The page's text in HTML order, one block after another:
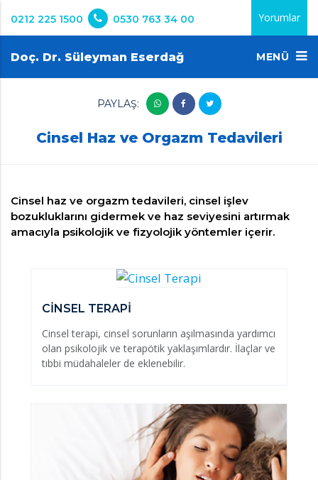
0212 225 1500 0530 763 34 00 Yorumlar
Doç. Dr. Süleyman Eserdağ MENÜ
PAYLAŞ:
Cinsel Haz ve Orgazm Tedavileri
Cinsel haz ve orgazm tedavileri, cinsel işlev
bozukluklarını gidermek ve haz seviyesini artırmak
amacıyla psikolojik ve fizyolojik yöntemler içerir.
CİNSEL TERAPİ
Cinsel terapi, cinsel sorunların aşılmasında yardımcı
olan psikolojik ve terapötik yaklaşımlardır. İlaçlar ve
tıbbi müdahaleler de eklenebilir.